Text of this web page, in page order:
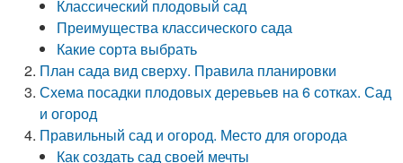
Классический плодовый сад
Преимущества классического сада
Какие сорта выбрать
План сада вид сверху. Правила планировки
Схема посадки плодовых деревьев на 6 сотках. Сад
и огород
Правильный сад и огород. Место для огорода
Как создать сад своей мечты